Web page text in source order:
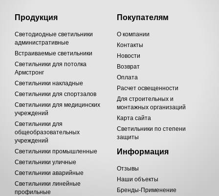
Продукция
Светодиодные светильники
административные
Встраиваемые светильники
Светильники для потолка
Армстронг
Светильники накладные
Светильники для спортзалов
Светильники для медицинских
учреждений
Светильники для
общеобразовательных
учреждений
Светильники промышленные
Светильники уличные
Светильники аварийные
Светильники линейные
профильные
Покупателям
О компании
Контакты
Новости
Возврат
Оплата
Расчет освещенности
Для строительных и
монтажных организаций
Карта сайта
Светильники по степени
защиты
Информация
Отзывы
Наши объекты
Бренды-Применение